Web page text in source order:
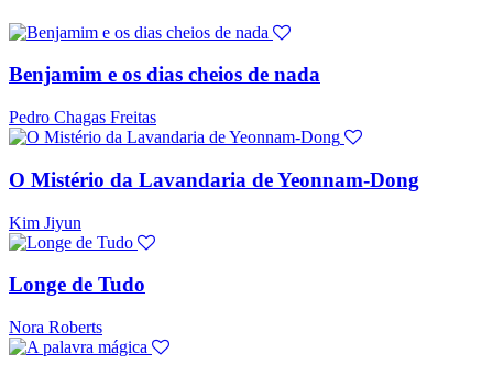
Benjamim e os dias cheios de nada
Pedro Chagas Freitas
O Mistério da Lavandaria de Yeonnam-Dong
Kim Jiyun
Longe de Tudo
Nora Roberts